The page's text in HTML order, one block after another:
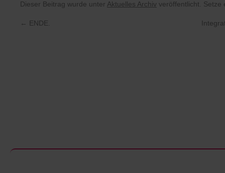
Dieser Beitrag wurde unter Aktuelles Archiv veröffentlicht.
← ENDE.